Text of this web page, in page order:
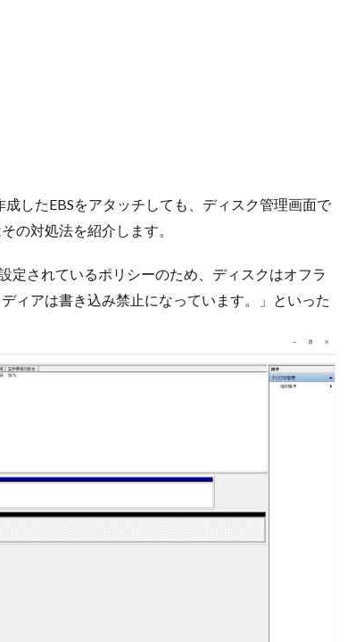
したEBSをアタッチしても、ディスク管理画面で
の対処法を紹介します。
定されているポリシーのため、ディスクはオフラ
アは書き込み禁止になっています。」といった